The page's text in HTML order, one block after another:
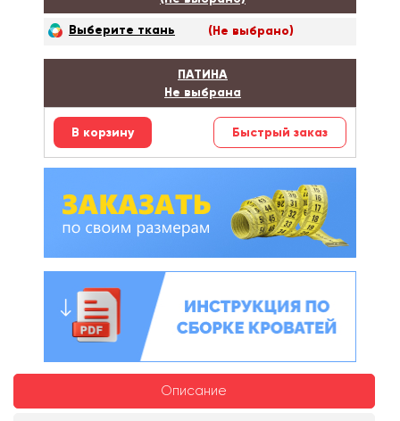
Выберите ткань (Не выбрано)
ПАТИНА
Не выбрана
Быстрый заказ
Описание